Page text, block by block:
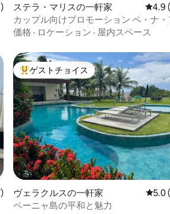
件、5つ星中4.97つ星の平均評価
ステラ・マリスの一軒家 レビ
4.9
カップル向けプロモーション ペ・ナ・
レイア ビレッジ 3
価格 · ロケーション · 屋内スペース
件、5つ星中4.96つ星の平均評価
大好評のゲストチョイスです。
ゲストチョイス
ヴェラクルスの一軒家 レビ
5.0
ペーニャ島の平和と魅力